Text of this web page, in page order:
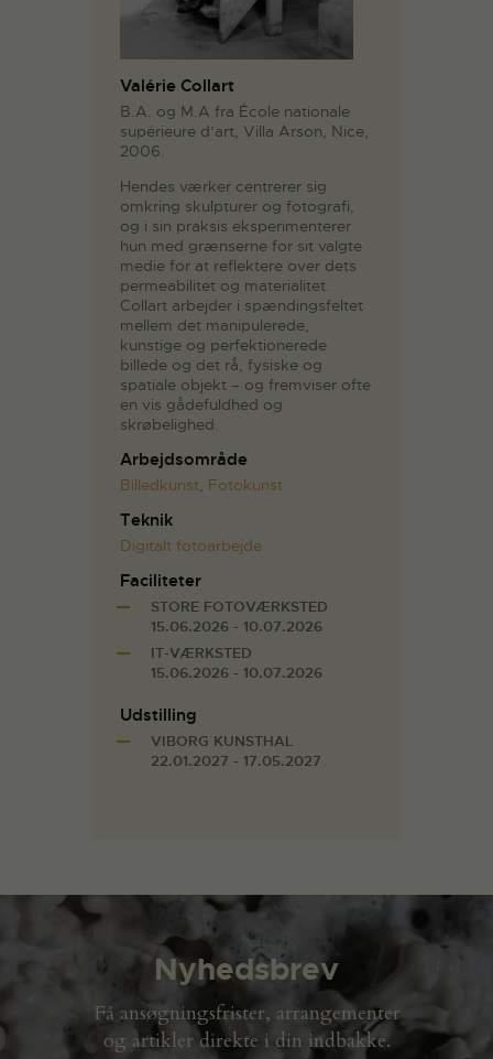
Valérie Collart
B.A. og M.A fra École nationale
supérieure d’art, Villa Arson, Nice,
2006.
Hendes værker centrerer sig
omkring skulpturer og fotografi,
og i sin praksis eksperimenterer
hun med grænserne for sit valgte
medie for at reflektere over dets
permeabilitet og materialitet.
Collart arbejder i spændingsfeltet
mellem det manipulerede,
kunstige og perfektionerede
billede og det rå, fysiske og
spatiale objekt – og fremviser ofte
en vis gådefuldhed og
skrøbelighed.
Arbejdsområde
Billedkunst, Fotokunst
Teknik
Digitalt fotoarbejde
Faciliteter
STORE FOTOVÆRKSTED
15.06.2026 - 10.07.2026
IT-VÆRKSTED
15.06.2026 - 10.07.2026
Udstilling
VIBORG KUNSTHAL
22.01.2027 - 17.05.2027
Nyhedsbrev
Få ansøgningsfrister, arrangementer
og artikler direkte i din indbakke.